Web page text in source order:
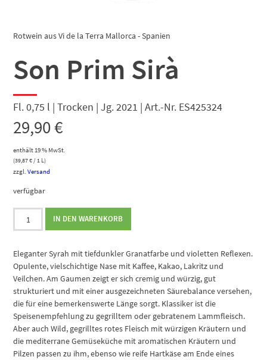
Rotwein aus Vi de la Terra Mallorca - Spanien
Son Prim Sirà
Fl. 0,75 l | Trocken | Jg. 2021 | Art.-Nr. ES425324
29,90€
enthält 19 % MwSt.
(39,87€/ 1 L)
zzgl.Versand
verfügbar
Son
Prim
Menge
IN DEN WARENKORB
Eleganter Syrah mit tiefdunkler Granatfarbe und violetten Reflexen.
Opulente, vielschichtige Nase mit Kaffee, Kakao, Lakritz und
Veilchen. Am Gaumen zeigt er sich cremig und würzig, gut
strukturiert und mit einer ausgezeichneten Säurebalance versehen,
die für eine bemerkenswerte Länge sorgt. Klassiker ist die
Speisenempfehlung zu gegrilltem oder gebratenem Lammfleisch.
Aber auch Wild, gegrilltes rotes Fleisch mit würzigen Kräutern und
die mediterrane Gemüseküche mit aromatischen Kräutern und
Pilzen passen zu ihm, ebenso wie reife Hartkäse am Ende eines